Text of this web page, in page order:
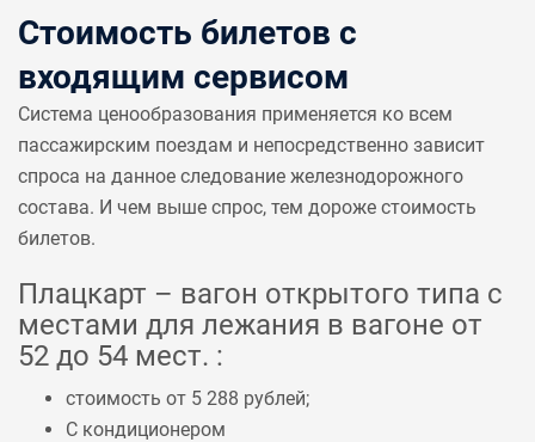
Стоимость билетов с
входящим сервисом
Система ценообразования применяется ко всем
пассажирским поездам и непосредственно зависит
спроса на данное следование железнодорожного
состава. И чем выше спрос, тем дороже стоимость
билетов.
Плацкарт – вагон открытого типа с
местами для лежания в вагоне от
52 до 54 мест. :
стоимость от 5 288 рублей;
С кондиционером